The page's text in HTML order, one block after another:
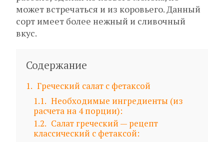
может встречаться и из коровьего. Данный
сорт имеет более нежный и сливочный
вкус.
Содержание
1
Греческий салат с фетаксой
1.1
Необходимые ингредиенты (из
расчета на 4 порции):
1.2
Салат греческий — рецепт
классический с фетаксой: